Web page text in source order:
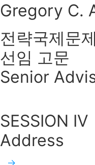
Gregory C.
전략국제문
선임 고문
Senior
SESSION IV
Address